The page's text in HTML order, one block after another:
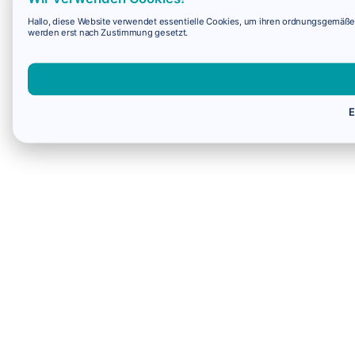
Hallo, diese Website verwendet essentielle Cookies, um ihren
werden erst nach Zustimmung gesetzt.